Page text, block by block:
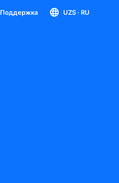
Поддержка UZS · RU